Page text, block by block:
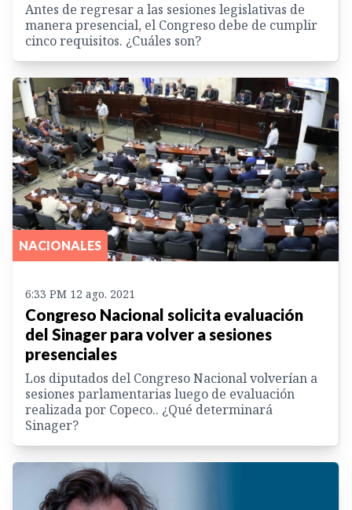
Antes de regresar a las sesiones legislativas de
manera presencial, el Congreso debe de cumplir
cinco requisitos. ¿Cuáles son?
NACIONALES
6:33 PM 12 ago. 2021
Congreso Nacional solicita evaluación
del Sinager para volver a sesiones
presenciales
Los diputados del Congreso Nacional volverían a
sesiones parlamentarias luego de evaluación
realizada por Copeco.. ¿Qué determinará
Sinager?